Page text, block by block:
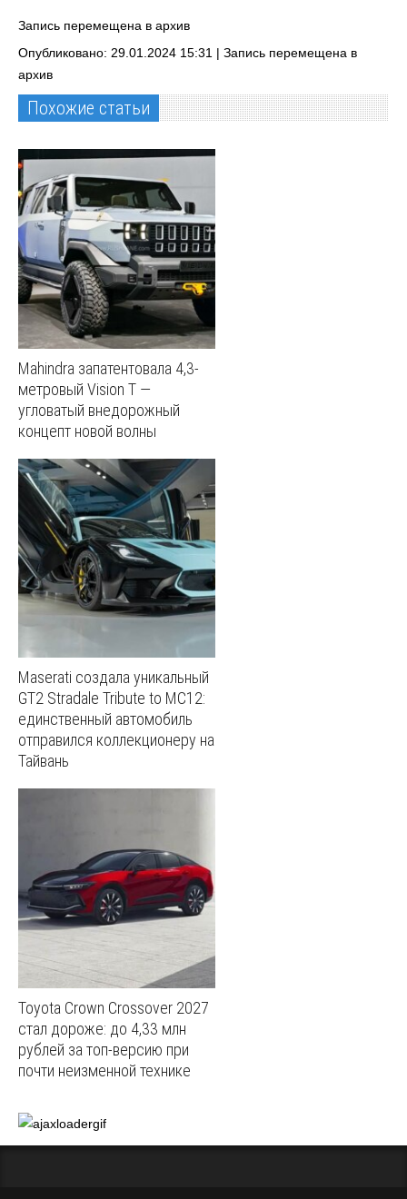
Запись перемещена в архив
Опубликовано: 29.01.2024 15:31 | Запись перемещена в
архив
Похожие статьи
Mahindra запатентовала 4,3-
метровый Vision T —
угловатый внедорожный
концепт новой волны
Maserati создала уникальный
GT2 Stradale Tribute to MC12:
единственный автомобиль
отправился коллекционеру на
Тайвань
Toyota Crown Crossover 2027
стал дороже: до 4,33 млн
рублей за топ-версию при
почти неизменной технике